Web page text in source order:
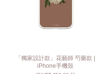
「獨家設計款」花藝師 芍藥款 |
iPhone手機殼